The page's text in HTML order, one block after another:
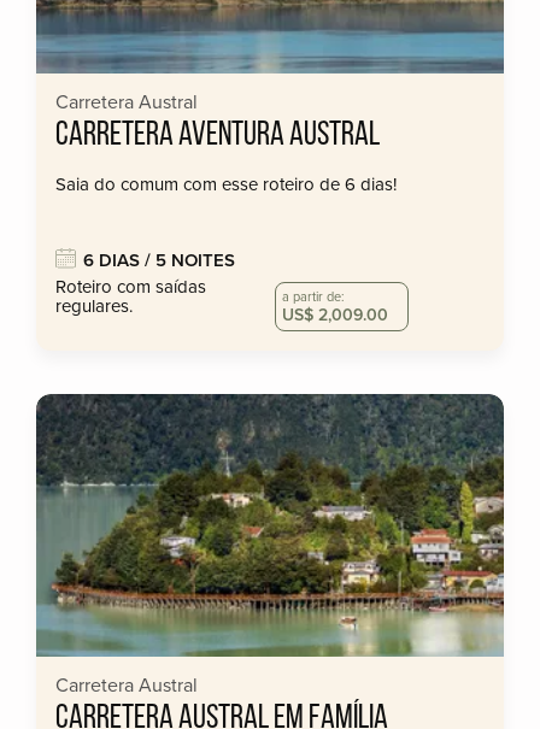
Carretera Austral
CARRETERA AVENTURA AUSTRAL
Saia do comum com esse roteiro de 6 dias!
6 DIAS / 5 NOITES
Roteiro com saídas
regulares. a partir de:
US$ 2,009.00
Carretera Austral
CARRETERA AUSTRAL EM FAMÍLIA